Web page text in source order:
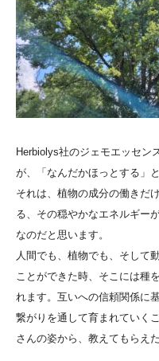
Herbiolys社のジェモエッセン
が、「なんだかほっとする」
それは、植物の成分の働きだ
る、その穏やかなエネルギー
なのだと思います。
人間でも、植物でも、そして
ことができた時、そこには種
れます。互いへの信頼関係に
繋がりを通して育まれていく
さんの姿から、教えてもらえ